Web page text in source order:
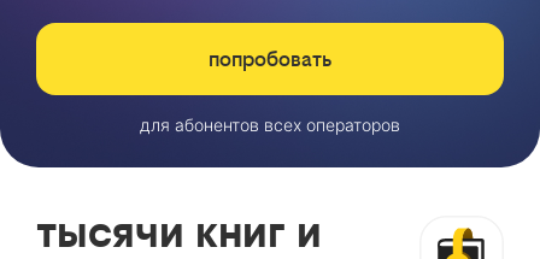
попробовать
для абонентов всех операторов
тысячи книг и